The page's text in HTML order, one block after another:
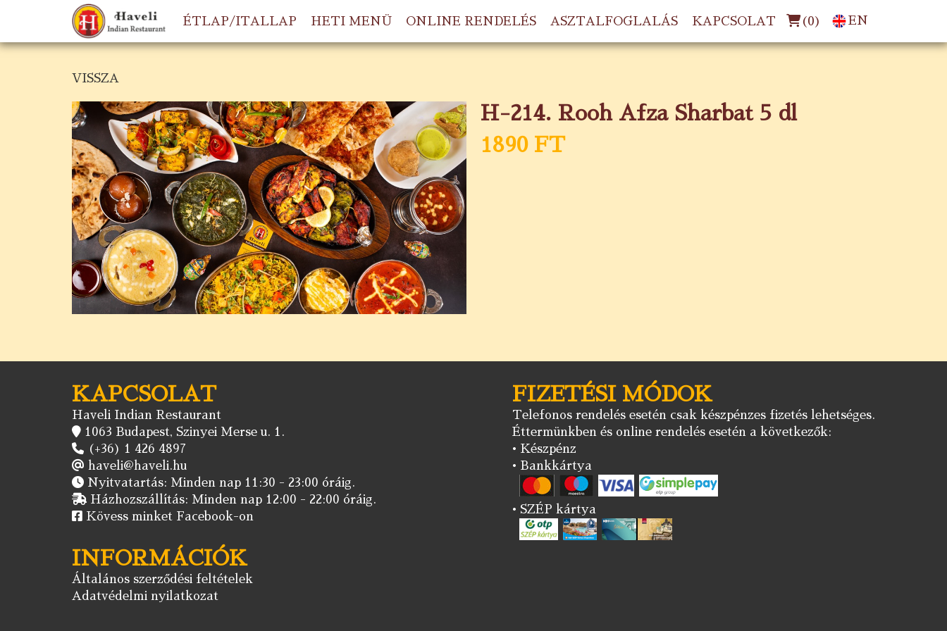
ÉTLAP/ITALLAP HETI MENÜ ONLINE RENDELÉS ASZTALFOGLALÁS KAPCSOLAT (0) EN
VISSZA
H-214. Rooh Afza Sharbat 5 dl
1890 FT
KAPCSOLAT
Haveli Indian Restaurant
1063 Budapest, Szinyei Merse u. 1.
(+36) 1 426 4897
haveli@haveli.hu
Nyitvatartás: Minden nap 11:30 - 23:00 óráig.
Házhozszállítás: Minden nap 12:00 - 22:00 óráig.
Kövess minket Facebook-on
INFORMÁCIÓK
Általános szerződési feltételek
Adatvédelmi nyilatkozat
FIZETÉSI MÓDOK
Telefonos rendelés esetén csak készpénzes fizetés lehetséges.
Éttermünkben és online rendelés esetén a következők:
• Készpénz
• Bankkártya
• SZÉP kártya